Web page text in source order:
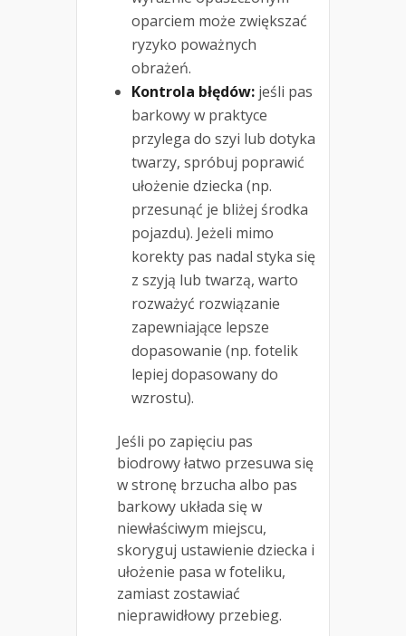
oparciem może zwiększać
ryzyko poważnych
obrażeń.
Kontrola błędów: jeśli pas
barkowy w praktyce
przylega do szyi lub dotyka
twarzy, spróbuj poprawić
ułożenie dziecka (np.
przesunąć je bliżej środka
pojazdu). Jeżeli mimo
korekty pas nadal styka się
z szyją lub twarzą, warto
rozważyć rozwiązanie
zapewniające lepsze
dopasowanie (np. fotelik
lepiej dopasowany do
wzrostu).
Jeśli po zapięciu pas
biodrowy łatwo przesuwa się
w stronę brzucha albo pas
barkowy układa się w
niewłaściwym miejscu,
skoryguj ustawienie dziecka i
ułożenie pasa w foteliku,
zamiast zostawiać
nieprawidłowy przebieg.